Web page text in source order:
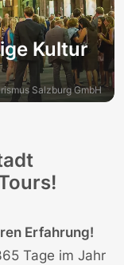
Salzburg GmbH
Kultur
Erfahrung!
Tage im Jahr